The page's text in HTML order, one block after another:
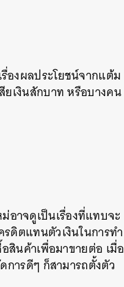
องผลประโยชน์จากแต้ม
เงินสักบาท หรือบางคน
อาจดูเป็นเรื่องที่แทบจะ
ดิตแทนตัวเงินในการทำ
สินค้าเพื่อมาขายต่อ เมื่อ
การดีๆ ก็สามารถตั้งตัว